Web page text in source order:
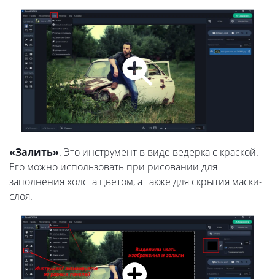
«Залить». Это инструмент в виде ведерка с краской.
Его можно использовать при рисовании для
заполнения холста цветом, а также для скрытия маски-
слоя.